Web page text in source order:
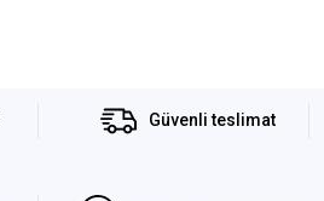
Güvenli teslimat